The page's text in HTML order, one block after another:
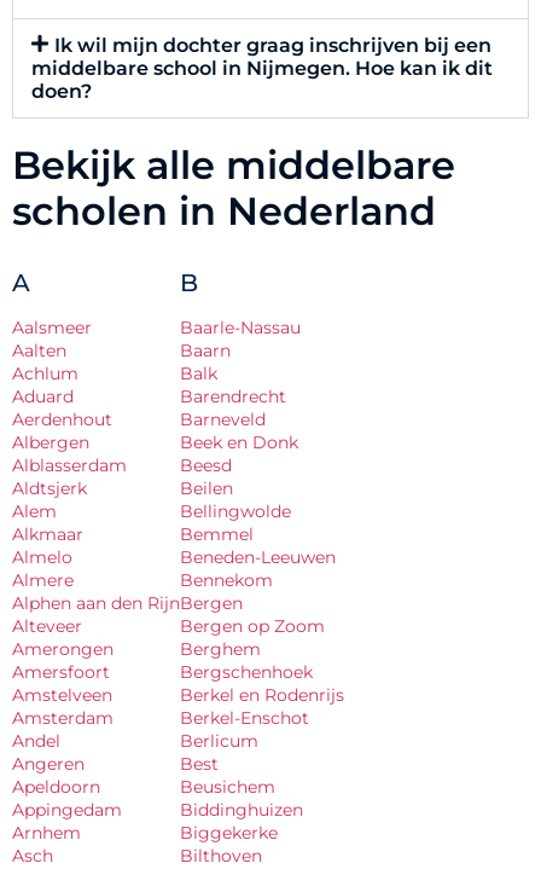
Ik wil mijn dochter graag inschrijven bij een
middelbare school in Nijmegen. Hoe kan ik dit
doen?
Bekijk alle middelbare
scholen in Nederland
A
Aalsmeer
Aalten
Achlum
Aduard
Aerdenhout
Albergen
Alblasserdam
Aldtsjerk
Alem
Alkmaar
Almelo
Almere
Alphen aan den Rijn
Alteveer
Amerongen
Amersfoort
Amstelveen
Amsterdam
Andel
Angeren
Apeldoorn
Appingedam
Arnhem
Asch
B
Baarle-Nassau
Baarn
Balk
Barendrecht
Barneveld
Beek en Donk
Beesd
Beilen
Bellingwolde
Bemmel
Beneden-Leeuwen
Bennekom
Bergen
Bergen op Zoom
Berghem
Bergschenhoek
Berkel en Rodenrijs
Berkel-Enschot
Berlicum
Best
Beusichem
Biddinghuizen
Biggekerke
Bilthoven